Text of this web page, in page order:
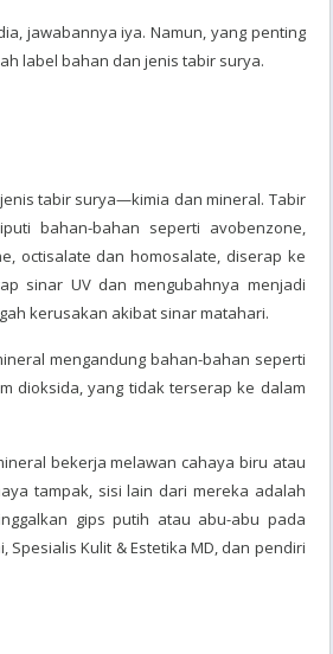
jawabannya iya. Namun, yang penting
label bahan dan jenis tabir surya.
tabir surya—kimia dan mineral. Tabir
bahan-bahan seperti avobenzone,
octisalate dan homosalate, diserap ke
sinar UV dan mengubahnya menjadi
kerusakan akibat sinar matahari.
mengandung bahan-bahan seperti
dioksida, yang tidak terserap ke dalam
bekerja melawan cahaya biru atau
tampak, sisi lain dari mereka adalah
gips putih atau abu-abu pada
Spesialis Kulit & Estetika MD, dan pendiri